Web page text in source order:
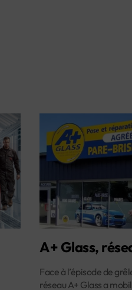
A+ Glass,
Face à l’épisode de
réseau A+ Glass a